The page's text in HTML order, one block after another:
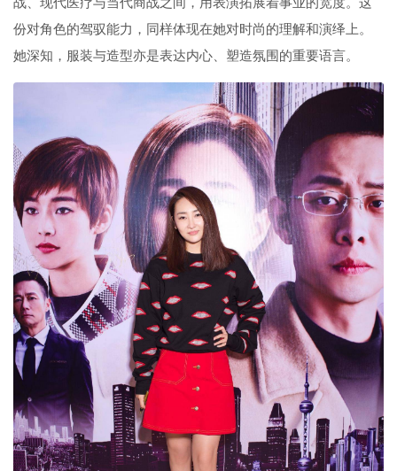
份对角色的驾驭能力，同样体现在她对时尚的理解和演绎上。
她深知，服装与造型亦是表达内心、塑造氛围的重要语言。